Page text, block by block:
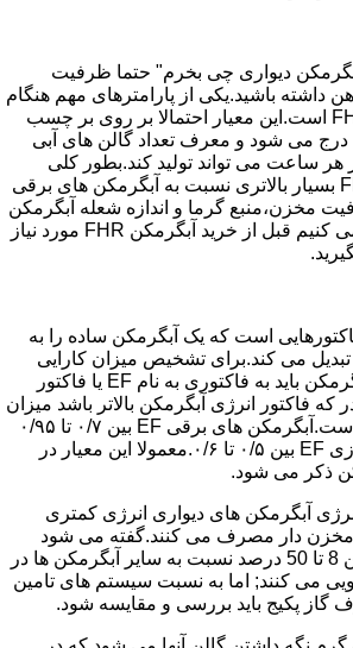
دیواری چی بخرم" حتما ظرفیت
داشته باشید.یکی از پارامترهای مهم هنگام
خرید آبگرمکن،معیار FHR است.این معیار احتمالا بر روی بر چسب
می شود و معرف تعداد گالن های آبی
ساعت می تواند تولید کند.بطور کلی
آبگرمکن های گازی FHR بسیار بالاتری نسبت به آبگرمکن های برقی
مخزن،منبع گرما و اندازه شعله آبگرمکن
بستگی دارد که توصیه می کنیم قبل از خرید آبگرمکن FHR مورد نیاز
است که یک آبگرمکن ساده را به
تبدیل می کند.برای تشخیص میزان کارایی
آبگرمکن هنگام خرید آبگرمکن باید به فاکتوری به نام EF یا فاکتور
که فاکتور انرژی آبگرمکن بالاتر باشد میزان
کارایی آبگرمکن بیشتر است.آبگرمکن های برقی EF بین ۰/۷ تا ۰/۹۵
دارند و آبگرمکن های گازی EF بین ۰/۵ تا ۰/۶.معمولا این معیار در
ذکر می شود.
آبگرمکن های دیواری انرژی کمتری
دار مصرف می کنند.گفته می شود
آبگرمکن های دیواری بین 8 تا 50 درصد نسبت به سایر آبگرمکن ها در
می کنند; اما به نسبت سیستم های تامین
گاز پکیج باید بررسی و مقایسه شود.